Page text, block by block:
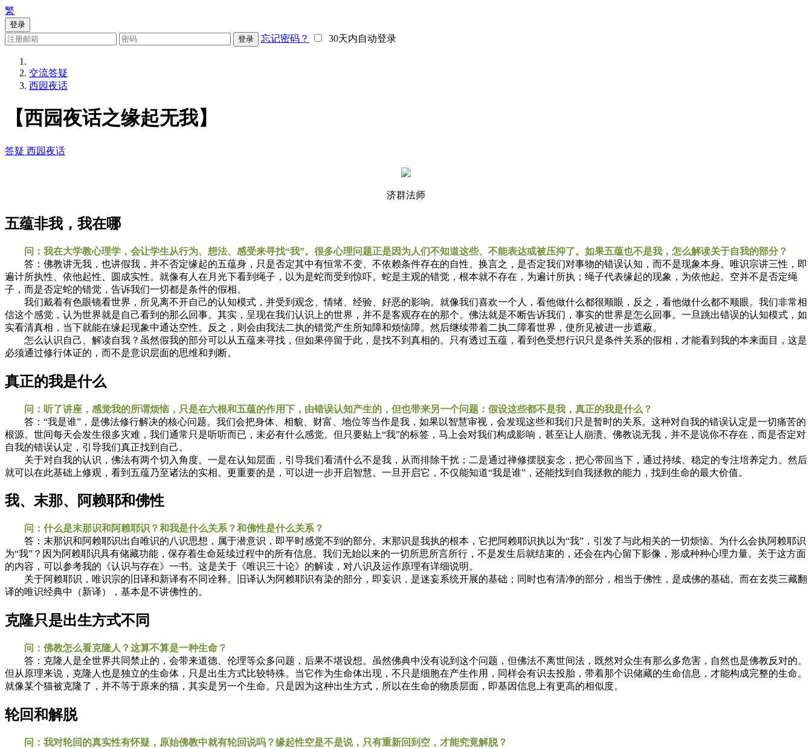
繁
登录
登录
忘记密码？ 30天内自动登录
交流答疑
西园夜话
【西园夜话之缘起无我】
答疑 西园夜话
济群法师
五蕴非我，我在哪
问：我在大学教心理学，会让学生从行为、想法、感受来寻找“我”。很多心理问题正是因为人们不知道这些、不能表达或被压抑了。如果五蕴也不是我，怎么解读关于自我的部分？
答：佛教讲无我，也讲假我，并不否定缘起的五蕴身，只是否定其中有恒常不变、不依赖条件存在的自性。换言之，是否定我们对事物的错误认知，而不是现象本身。唯识宗讲三性，即
遍计所执性、依他起性、圆成实性。就像有人在月光下看到绳子，以为是蛇而受到惊吓。蛇是主观的错觉，根本就不存在，为遍计所执；绳子代表缘起的现象，为依他起。空并不是否定绳
子，而是否定蛇的错觉，告诉我们一切都是条件的假相。
我们戴着有色眼镜看世界，所见离不开自己的认知模式，并受到观念、情绪、经验、好恶的影响。就像我们喜欢一个人，看他做什么都很顺眼，反之，看他做什么都不顺眼。我们非常相
信这个感觉，认为世界就是自己看到的那么回事。其实，呈现在我们认识上的世界，并不是客观存在的那个。佛法就是不断告诉我们，事实的世界是怎么回事。一旦跳出错误的认知模式，如
实看清真相，当下就能在缘起现象中通达空性。反之，则会由我法二执的错觉产生所知障和烦恼障。然后继续带着二执二障看世界，使所见被进一步遮蔽。
怎么认识自己、解读自我？虽然假我的部分可以从五蕴来寻找，但如果停留于此，是找不到真相的。只有透过五蕴，看到色受想行识只是条件关系的假相，才能看到我的本来面目，这是
必须通过修行体证的，而不是意识层面的思维和判断。
真正的我是什么
问：听了讲座，感觉我的所谓烦恼，只是在六根和五蕴的作用下，由错误认知产生的，但也带来另一个问题：假设这些都不是我，真正的我是什么？
答：“我是谁”，是佛法修行解决的核心问题。我们会把身体、相貌、财富、地位等当作是我，如果以智慧审视，会发现这些和我们只是暂时的关系。这种对自我的错误认定是一切痛苦的
根源。世间每天会发生很多灾难，我们通常只是听听而已，未必有什么感觉。但只要贴上“我”的标签，马上会对我们构成影响，甚至让人崩溃。佛教说无我，并不是说你不存在，而是否定对
自我的错误认定，引导我们真正找到自己。
关于对自我的认识，佛法有两个切入角度。一是在认知层面，引导我们看清什么不是我，从而排除干扰；二是通过禅修摆脱妄念，把心带回当下，通过持续、稳定的专注培养定力。然后
就可以在此基础上修观，看到五蕴乃至诸法的实相。更重要的是，可以进一步开启智慧。一旦开启它，不仅能知道“我是谁”，还能找到自我拯救的能力，找到生命的最大价值。
我、末那、阿赖耶和佛性
问：什么是末那识和阿赖耶识？和我是什么关系？和佛性是什么关系？
答：末那识和阿赖耶识出自唯识的八识思想，属于潜意识，即平时感觉不到的部分。末那识是我执的根本，它把阿赖耶识执以为“我”，引发了与此相关的一切烦恼。为什么会执阿赖耶识
为“我”？因为阿赖耶识具有储藏功能，保存着生命延续过程中的所有信息。我们无始以来的一切所思所言所行，不是发生后就结束的，还会在内心留下影像，形成种种心理力量。关于这方面
的内容，可以参考我的《认识与存在》一书。这是关于《唯识三十论》的解读，对八识及运作原理有详细说明。
关于阿赖耶识，唯识宗的旧译和新译有不同诠释。旧译认为阿赖耶识有染的部分，即妄识，是迷妄系统开展的基础；同时也有清净的部分，相当于佛性，是成佛的基础。而在玄奘三藏翻
译的唯识经典中（新译），基本是不讲佛性的。
克隆只是出生方式不同
问：佛教怎么看克隆人？这算不算是一种生命？
答：克隆人是全世界共同禁止的，会带来道德、伦理等众多问题，后果不堪设想。虽然佛典中没有说到这个问题，但佛法不离世间法，既然对众生有那么多危害，自然也是佛教反对的。
但从原理来说，克隆人也是独立的生命体，只是出生方式比较特殊。当它作为生命体出现，不只是细胞在产生作用，同样会有识去投胎，带着那个识储藏的生命信息，才能构成完整的生命。
就像某个猫被克隆了，并不等于原来的猫，其实是另一个生命。只是因为这种出生方式，所以在生命的物质层面，即基因信息上有更高的相似度。
轮回和解脱
问：我对轮回的真实性有怀疑，原始佛教中就有轮回说吗？缘起性空是不是说，只有重新回到空，才能究竟解脱？